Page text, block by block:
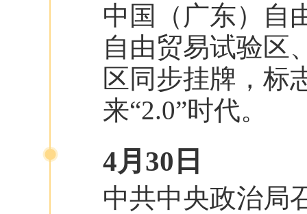
中国（广东）自
自由贸易试验区
区同步挂牌，标
来“2.0”时代。
4月30日
中共中央政治局